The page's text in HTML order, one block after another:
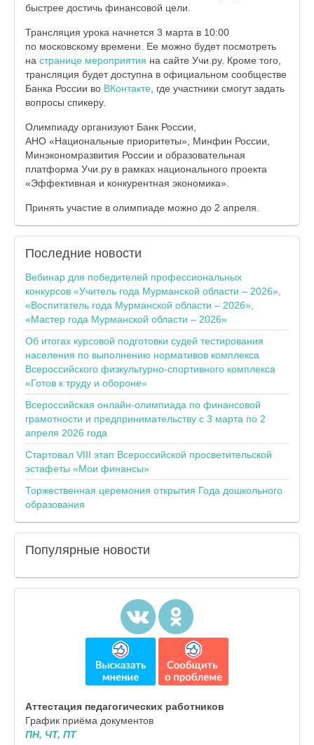
быстрее достичь финансовой цели.
Трансляция урока начнется 3 марта в 10:00
по московскому времени. Ее можно будет посмотреть
на странице мероприятия на сайте Учи.ру. Кроме того,
трансляция будет доступна в официальном сообществе
Банка России во ВКонтакте , где участники смогут задать
вопросы спикеру.
Олимпиаду организуют Банк России,
АНО «Национальные приоритеты», Минфин России,
Минэкономразвития России и образовательная
платформа Учи.ру в рамках национального проекта
«Эффективная и конкурентная экономика».
Принять участие в олимпиаде можно до 2 апреля.
Последние новости
Вебинар для победителей профессиональных
конкурсов «Учитель года Мурманской области – 2026»,
«Воспитатель года Мурманской области – 2026»,
«Мастер года Мурманской области – 2026»
Об итогах курсовой подготовки судей тестирования
населения по выполнению нормативов комплекса
Всероссийского физкультурно-спортивного комплекса
«Готов к труду и обороне»
Всероссийская онлайн-олимпиада по финансовой
грамотности и предпринимательству с 3 марта по 2
апреля 2026 года
Стартовал VIII этап Всероссийской просветительской
эстафеты «Мои финансы»
Торжественная церемония открытия Года дошкольного
образования
Популярные новости
Аттестация педагогических работников
График приёма документов
ПН, ЧТ, ПТ